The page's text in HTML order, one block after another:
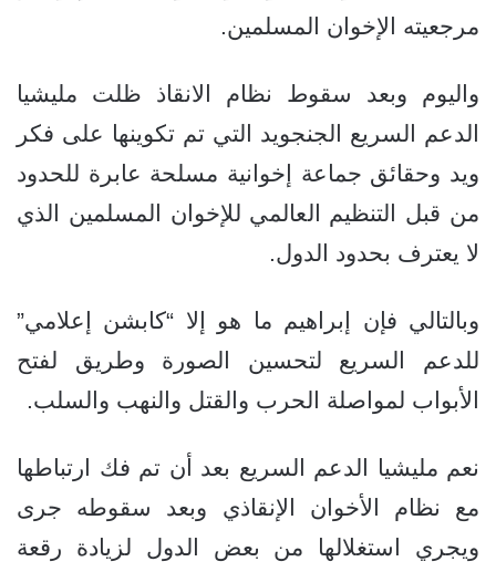
مرجعيته الإخوان المسلمين.
واليوم وبعد سقوط نظام الانقاذ ظلت مليشيا
الدعم السريع الجنجويد التي تم تكوينها على فكر
ويد وحقائق جماعة إخوانية مسلحة عابرة للحدود
من قبل التنظيم العالمي للإخوان المسلمين الذي
لا يعترف بحدود الدول.
وبالتالي فإن إبراهيم ما هو إلا “كابشن إعلامي”
للدعم السريع لتحسين الصورة وطريق لفتح
الأبواب لمواصلة الحرب والقتل والنهب والسلب.
نعم مليشيا الدعم السريع بعد أن تم فك ارتباطها
مع نظام الأخوان الإنقاذي وبعد سقوطه جرى
ويجري استغلالها من بعض الدول لزيادة رقعة